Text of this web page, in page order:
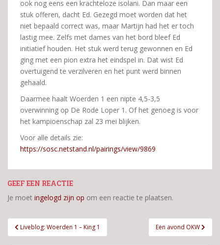
ook nog eens een krachteloze isolani. Dan maar een
stuk offeren, dacht Ed. Gezegd moet worden dat het
niet bepaald correct was, maar Martijn had het er toch
lastig mee. Zelfs met dames van het bord bleef Ed
initiatief houden. Het stuk werd terug gewonnen en Ed
ging met een pion extra het eindspel in. Dat wist Ed
overtuigend te verzilveren en het punt werd binnen
gehaald.
Daarmee haalt Woerden 1 een nipte 4,5-3,5
overwinning op De Rode Loper 1. Of het genoeg is voor
het kampioenschap zal 23 mei blijken.
Voor alle details zie:
https://sosc.netstand.nl/pairings/view/9869
GEEF EEN REACTIE
Je moet ingelogd zijn op om een reactie te plaatsen.
Bericht
navigatie
Liveblog: Woerden 1 – King 1 Een avond OKW